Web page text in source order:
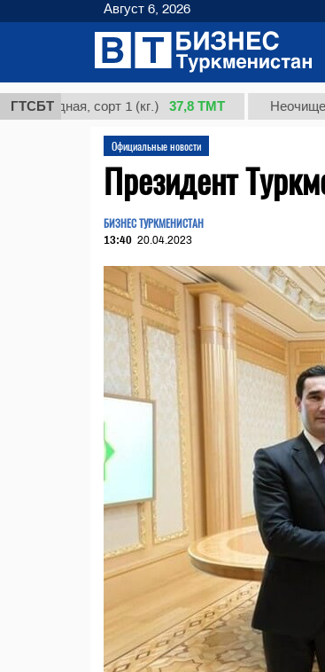
ГТСБТсорт 1 (кг.) 37,8 ТМТ Неочищенная
Официальные новости
Президент
БИЗНЕС ТУРКМЕНИСТАН
13:40 20.04.2023
Август 6, 2026